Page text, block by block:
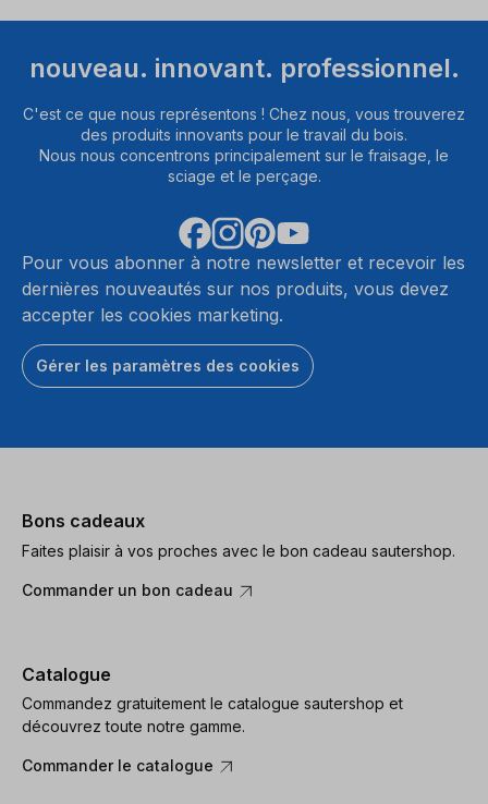
nouveau. innovant. professionnel.
C'est ce que nous représentons ! Chez nous, vous trouverez
des produits innovants pour le travail du bois.
Nous nous concentrons principalement sur le fraisage, le
sciage et le perçage.
Pour vous abonner à notre newsletter et recevoir les
dernières nouveautés sur nos produits, vous devez
accepter les cookies marketing.
Gérer les paramètres des cookies
Bons cadeaux
Faites plaisir à vos proches avec le bon cadeau sautershop.
Commander un bon cadeau
Catalogue
Commandez gratuitement le catalogue sautershop et
découvrez toute notre gamme.
Commander le catalogue